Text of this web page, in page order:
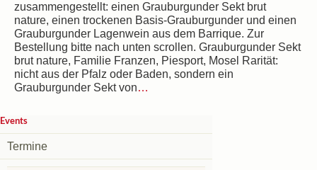
zusammengestellt: einen Grauburgunder Sekt brut
nature, einen trockenen Basis-Grauburgunder und einen
Grauburgunder Lagenwein aus dem Barrique. Zur
Bestellung bitte nach unten scrollen. Grauburgunder Sekt
brut nature, Familie Franzen, Piesport, Mosel Rarität:
nicht aus der Pfalz oder Baden, sondern ein
Grauburgunder Sekt von…
Events
Termine